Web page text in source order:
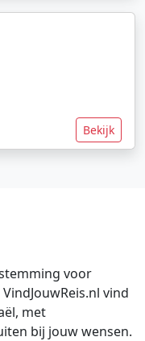
Bekijk
voor
vind
met
bij jouw wensen.